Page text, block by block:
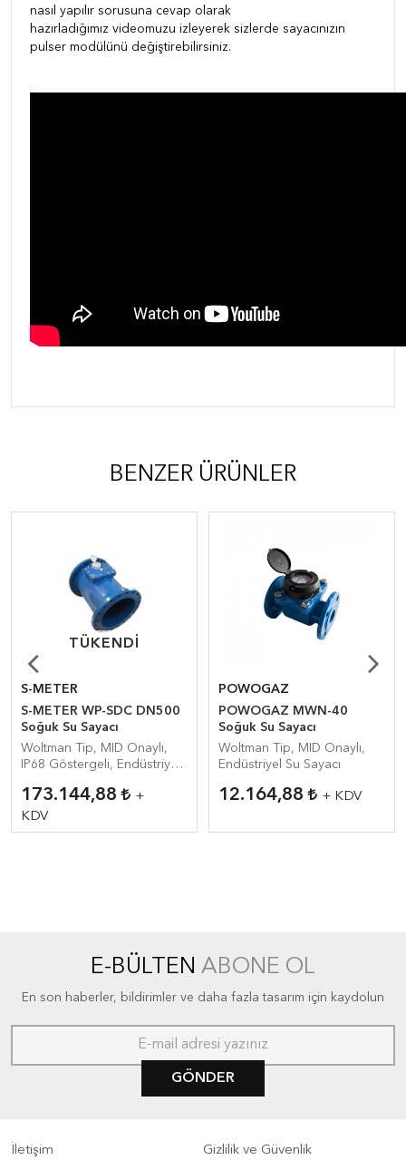
nasıl yapılır sorusuna cevap olarak
hazırladığımız videomuzu izleyerek sizlerde sayacınızın
pulser modülünü değiştirebilirsiniz.
BENZER ÜRÜNLER
TÜKENDI
TÜKENDI
S-METER
S-METER WP-SDC DN500
Soğuk Su Sayacı
Woltman Tip, MID Onaylı,
IP68 Göstergeli, Endüstriyel
173.144,88
+
KDV
POWOGAZ
POWOGAZ MWN-40
Soğuk Su Sayacı
Woltman Tip, MID Onaylı,
Endüstriyel Su Sayacı
12.164,88 + KDV
E-BÜLTEN ABONE OL
En son haberler, bildirimler ve daha fazla tasarım için kaydolun
GÖNDER
İletişim Gizlilik ve Güvenlik